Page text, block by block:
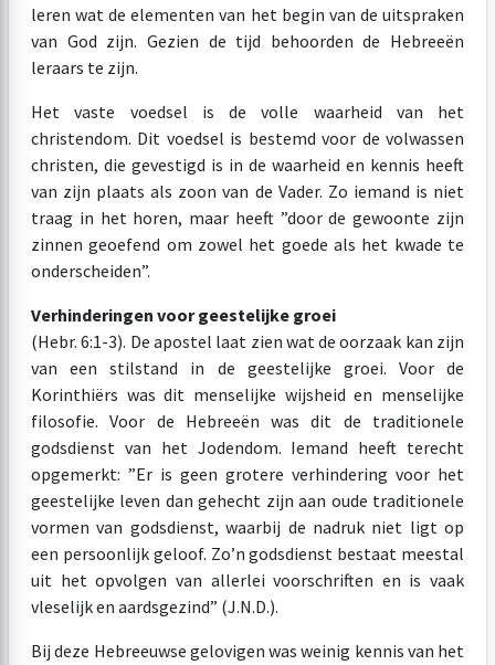
leren wat de elementen van het begin van de uitspraken
van God zijn. Gezien de tijd behoorden de Hebreeën
leraars te zijn.
Het vaste voedsel is de volle waarheid van het
christendom. Dit voedsel is bestemd voor de volwassen
christen, die gevestigd is in de waarheid en kennis heeft
van zijn plaats als zoon van de Vader. Zo iemand is niet
traag in het horen, maar heeft ”door de gewoonte zijn
zinnen geoefend om zowel het goede als het kwade te
onderscheiden”.
Verhinderingen voor geestelijke groei
(Hebr. 6:1-3). De apostel laat zien wat de oorzaak kan zijn
van een stilstand in de geestelijke groei. Voor de
Korinthiërs was dit menselijke wijsheid en menselijke
filosofie. Voor de Hebreeën was dit de traditionele
godsdienst van het Jodendom. Iemand heeft terecht
opgemerkt: ”Er is geen grotere verhindering voor het
geestelijke leven dan gehecht zijn aan oude traditionele
vormen van godsdienst, waarbij de nadruk niet ligt op
een persoonlijk geloof. Zo’n godsdienst bestaat meestal
uit het opvolgen van allerlei voorschriften en is vaak
vleselijk en aardsgezind” (J.N.D.).
Bij deze Hebreeuwse gelovigen was weinig kennis van het